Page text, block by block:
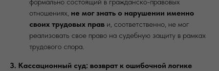
отношениях, не мог знать о нарушении именно
своих трудовых прав и, соответственно, не мог
реализовать свое право на судебную защиту в рамках
трудового спора.
3. Кассационный суд: возврат к ошибочной логике